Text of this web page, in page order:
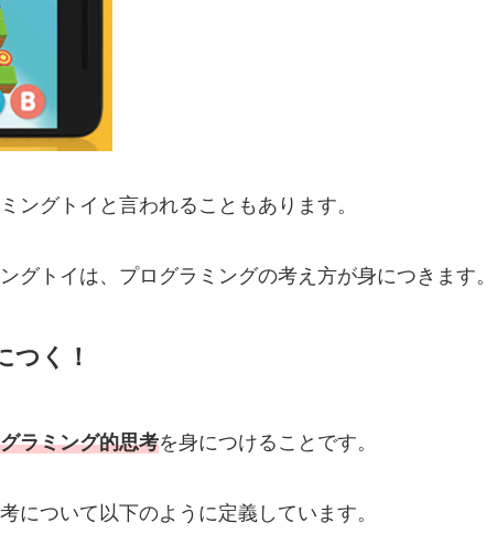
ングトイと言われることもあります。
グトイは、プログラミングの考え方が身につきます。
つく！
ラミング的思考を身につけることです。
について以下のように定義しています。